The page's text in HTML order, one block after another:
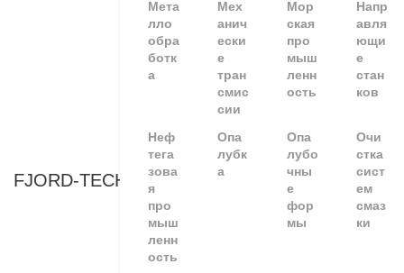
FJORD-TECHNOLOGY
Мета
лло
обра
ботк
а
Мех
анич
ески
е
тран
смис
сии
Мор
ская
про
мыш
ленн
ость
Напр
авля
ющи
е
стан
ков
Неф
тега
зова
я
про
мыш
ленн
ость
Опа
лубк
а
Опа
лубо
чны
е
фор
мы
Очи
стка
сист
ем
смаз
ки